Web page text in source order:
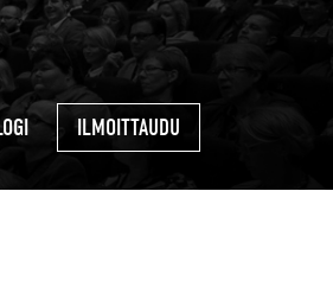
ILMOITTAUDU